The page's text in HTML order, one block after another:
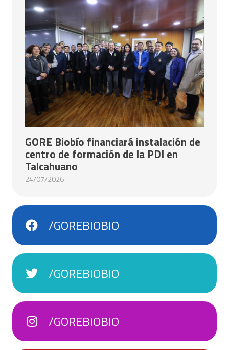
GORE Biobío financiará instalación de
centro de formación de la PDI en
Talcahuano
24/07/2026
/GOREBIOBIO
/GOREBIOBIO
/GOREBIOBIO